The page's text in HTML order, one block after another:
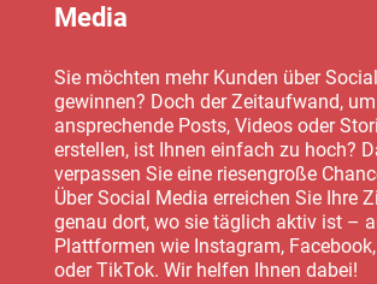
Media
Sie möchten mehr Kunden über
gewinnen? Doch der Zeitaufwand,
ansprechende Posts, Videos oder
erstellen, ist Ihnen einfach zu hoch?
verpassen Sie eine riesengroße
Über Social Media erreichen Sie Ihre
genau dort, wo sie täglich aktiv ist –
Plattformen wie Instagram,
oder TikTok. Wir helfen Ihnen dabei!